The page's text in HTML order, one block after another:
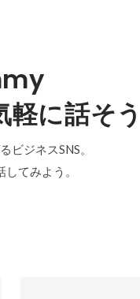
に話そう
ビジネスSNS。
てみよう。